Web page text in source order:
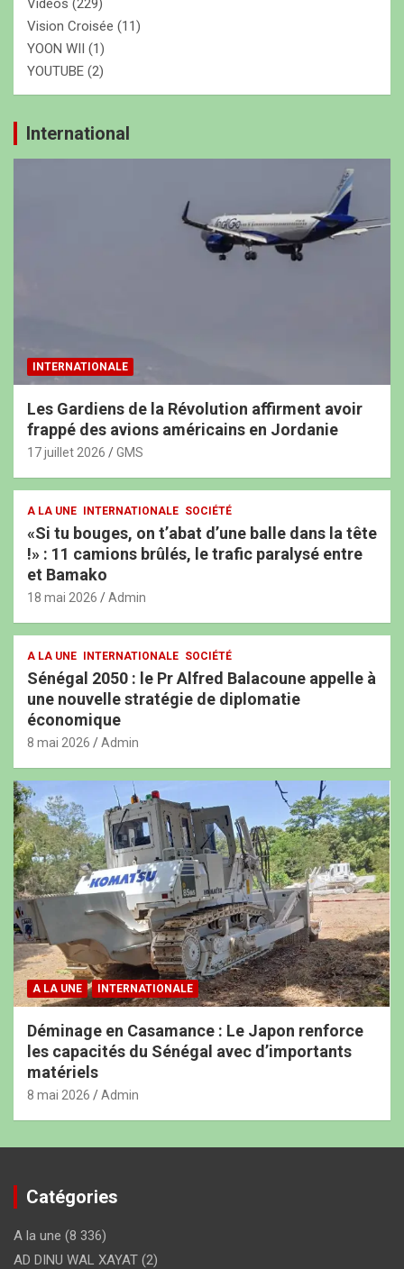
Vidéos (229)
Vision Croisée (11)
YOON WII (1)
YOUTUBE (2)
International
INTERNATIONALE
Les Gardiens de la Révolution affirment avoir
frappé des avions américains en Jordanie
17 juillet 2026 GMS
A LA UNE INTERNATIONALE SOCIÉTÉ
«Si tu bouges, on t’abat d’une balle dans la tête
!» : 11 camions brûlés, le trafic paralysé entre
et Bamako
18 mai 2026 Admin
A LA UNE INTERNATIONALE SOCIÉTÉ
Sénégal 2050 : le Pr Alfred Balacoune appelle à
une nouvelle stratégie de diplomatie
économique
8 mai 2026 Admin
A LA UNE INTERNATIONALE
Déminage en Casamance : Le Japon renforce
les capacités du Sénégal avec d’importants
matériels
8 mai 2026 Admin
Catégories
A la une (8 336)
AD DINU WAL XAYAT (2)